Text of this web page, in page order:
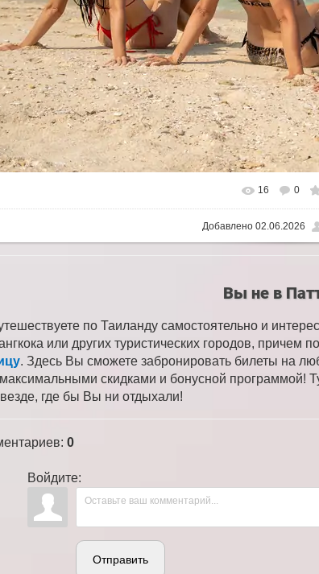
16 0
Добавлено 02.06.2026
Вы не в
по Таиланду самостоятельно и
или других туристических городов,
. Здесь Вы сможете забронировать билеты на
скидками и бонусной программой!
где бы Вы ни отдыхали!
: 0
Войдите:
Отправить